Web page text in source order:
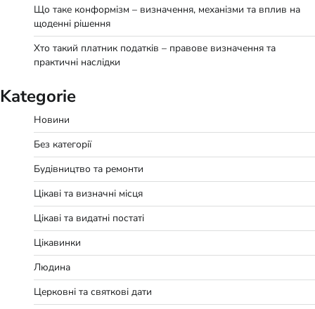
Що таке конформізм – визначення, механізми та вплив на
щоденні рішення
Хто такий платник податків – правове визначення та
практичні наслідки
Kategorie
Новини
Без категорії
Будівництво та ремонти
Цікаві та визначні місця
Цікаві та видатні постаті
Цікавинки
Людина
Церковні та святкові дати